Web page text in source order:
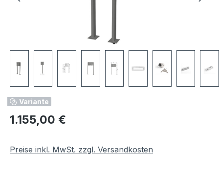
Variante
Regulärer Preis:
1.155,00 €
Preise inkl. MwSt. zzgl. Versandkosten